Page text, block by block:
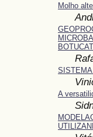
Molho
A